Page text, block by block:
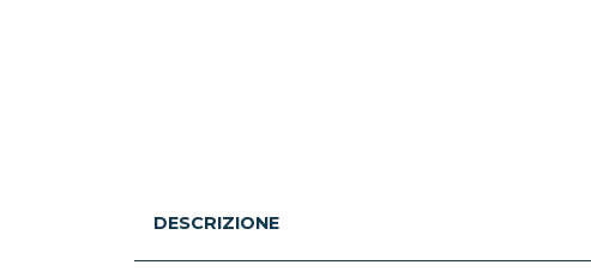
DESCRIZIONE